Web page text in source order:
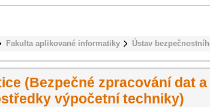
Fakulta aplikované informatiky Ústav
(Bezpečné zpracování dat a
výpočetní techniky)